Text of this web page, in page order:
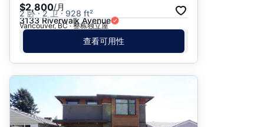
$2,800/月
2 卧 · 2 卫 · 928 ft²
3133 Riverwalk Avenue
Vancouver, BC · 整栋独立屋
查看可用性